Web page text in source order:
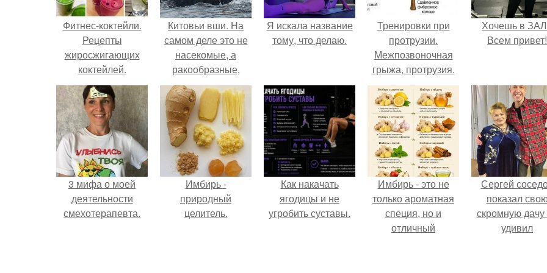
Фитнес-коктейли.
Рецепты
жиросжигающих
коктейлей.
Китовьи вши. На
самом деле это не
насекомые, а
ракообразные,
относящиеся к
бокоплавам.
Я искала название
тому, что делаю.
Тренировки при
протрузии.
Межпозвоночная
грыжа, протрузия.
Хочешь в
Всем привет!
3 мифа о моей
деятельности
смехотерапевта.
Имбирь -
природный
целитель.
Как накачать
ягодицы и не
угробить суставы.
Имбирь - это не
только ароматная
специя, но и
отличный
Сергей
показал
скромную дачу
удивил